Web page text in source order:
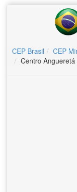
CEP Brasil CEP
Centro